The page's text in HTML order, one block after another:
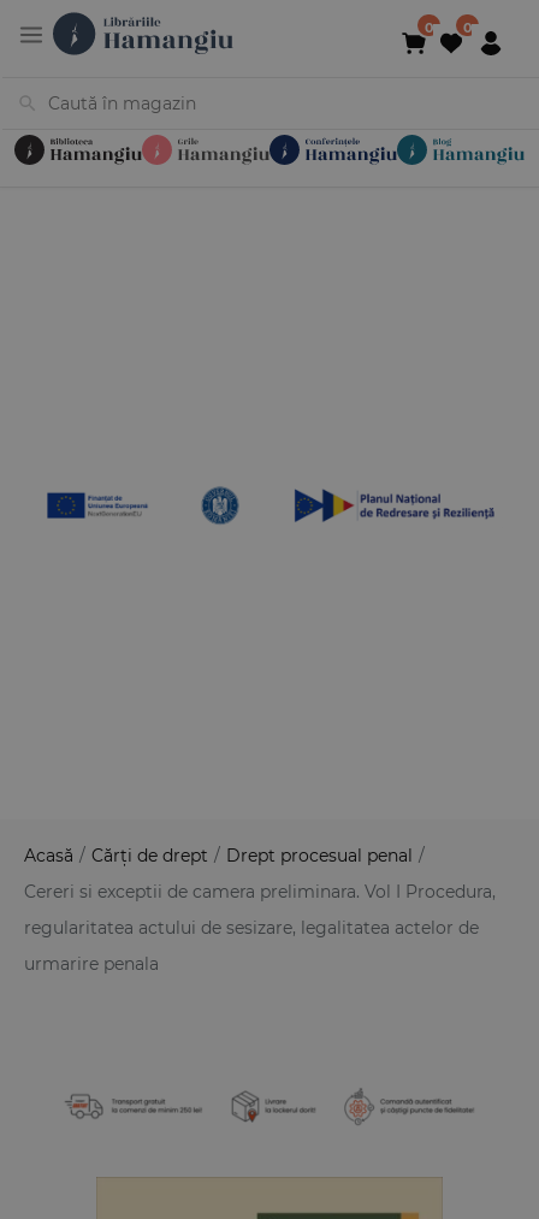
Acasă / Cărți de drept / Drept procesual penal /
Cereri si exceptii de camera preliminara. Vol I Procedura,
regularitatea actului de sesizare, legalitatea actelor de
urmarire penala